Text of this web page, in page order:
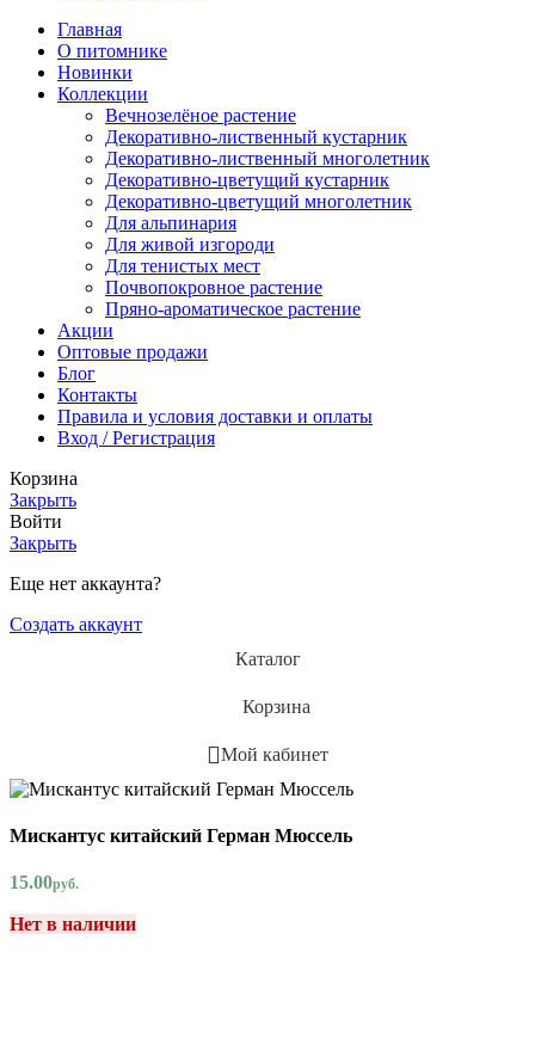
Главная
О питомнике
Новинки
Коллекции
Вечнозелёное растение
Декоративно-лиственный кустарник
Декоративно-лиственный многолетник
Декоративно-цветущий кустарник
Декоративно-цветущий многолетник
Для альпинария
Для живой изгороди
Для тенистых мест
Почвопокровное растение
Пряно-ароматическое растение
Акции
Оптовые продажи
Блог
Контакты
Правила и условия доставки и оплаты
Вход / Регистрация
Корзина
Закрыть
Войти
Закрыть
Еще нет аккаунта?
Создать аккаунт
Каталог
Корзина
Мой кабинет
Мискантус китайский Герман Мюссель
15.00руб.
Нет в наличии